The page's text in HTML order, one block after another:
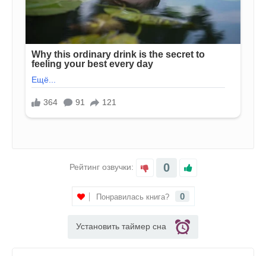
Рейтинг озвучки: 0
Понравилась книга? 0
Установить таймер сна